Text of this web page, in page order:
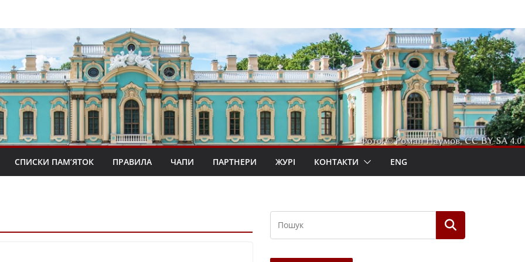
СПИСКИ ПАМ’ЯТОК ПРАВИЛА ЧАПИ ПАРТНЕРИ ЖУРІ КОНТАКТИ ENG